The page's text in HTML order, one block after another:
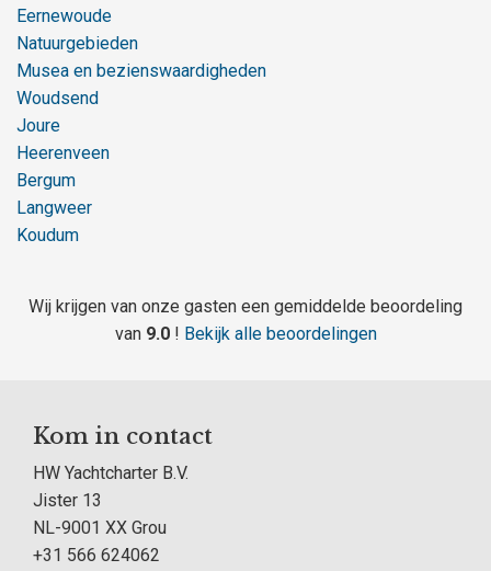
Eernewoude
Natuurgebieden
Musea en bezienswaardigheden
Woudsend
Joure
Heerenveen
Bergum
Langweer
Koudum
Wij krijgen van onze gasten een gemiddelde beoordeling
van 9.0 ! Bekijk alle beoordelingen
Kom in contact
HW Yachtcharter B.V.
Jister 13
NL-9001 XX Grou
+31 566 624062